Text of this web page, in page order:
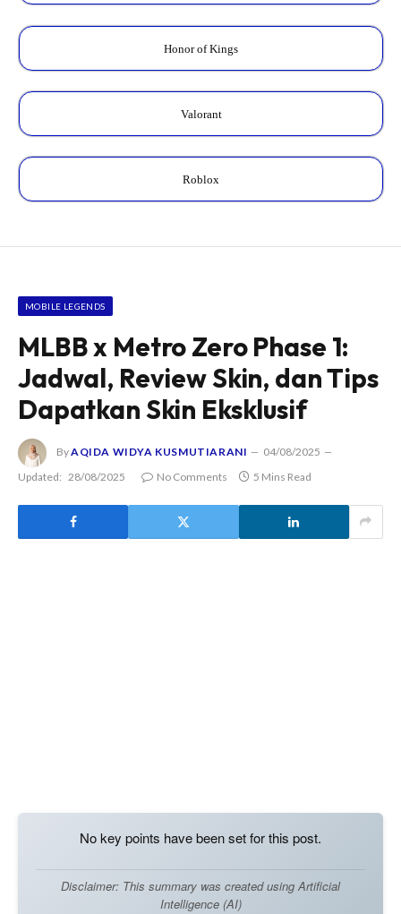
Honor of Kings
Valorant
Roblox
MOBILE LEGENDS
MLBB x Metro Zero Phase 1:
Jadwal, Review Skin, dan Tips
Dapatkan Skin Eksklusif
ByAQIDA WIDYA KUSMUTIARANI
04/08/2025
Updated: 28/08/2025 No Comments 5 Mins Read
No key points have been set for this post.
Disclaimer: This summary was created using Artificial
Intelligence (AI)